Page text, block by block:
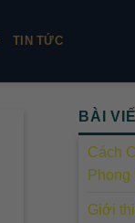
TIN TỨC
BÀI
Cách
Giới